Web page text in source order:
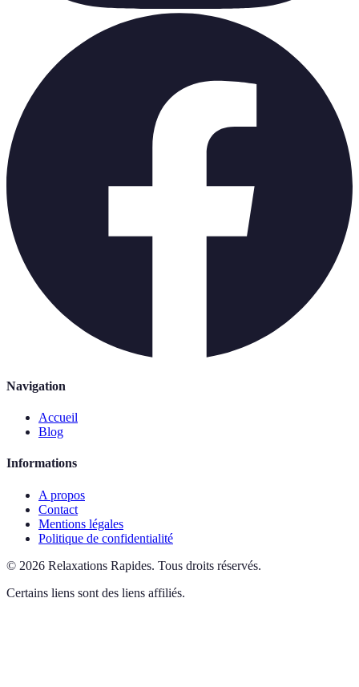
Navigation
Accueil
Blog
Informations
A propos
Contact
Mentions légales
Politique de confidentialité
© 2026 Relaxations Rapides. Tous droits réservés.
Certains liens sont des liens affiliés.